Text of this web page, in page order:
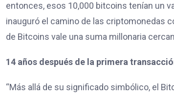
entonces, esos 10,000 bitcoins tenían un
inauguró el camino de las criptomonedas
de Bitcoins vale una suma millonaria
14 años después de la primera
“Más allá de su significado simbólico, el